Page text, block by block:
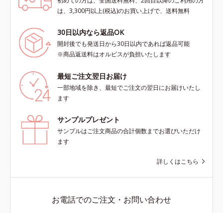
は、3,300円以上(税込)のお買い上げで、送料無料
30日以内なら返品OK
開封後でも発送日から30日以内であれば返品可能
※商品返送料はオルビスが負担いたします
最短ご注文翌日お届け
一部地域を除き、最短でご注文の翌日にお届けいたし
ます
サンプルプレゼント
サンプルはご注文商品の合計個数までお選びいただけ
ます
詳しくはこちら
お電話でのご注文・お問い合わせ